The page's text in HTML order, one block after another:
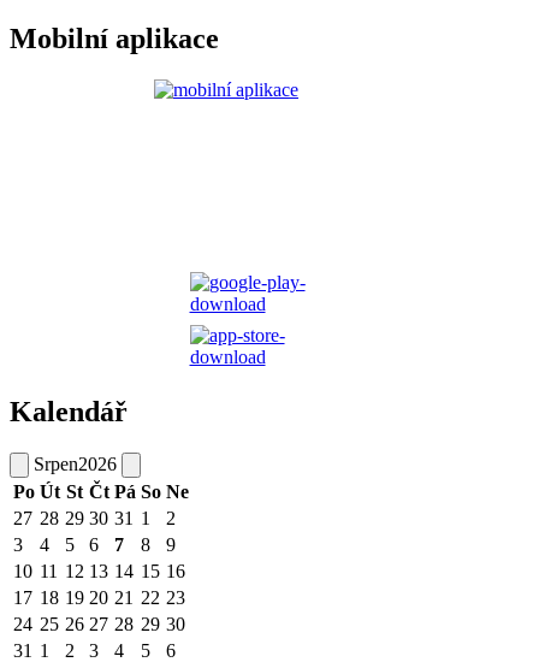
Mobilní aplikace
Kalendář
Srpen2026
Po Út St Čt Pá So Ne
27 28 29 30 31 1
2
3
4 5 6 7 8
9
10 11 12 13 14 15 16
17 18 19 20 21 22 23
24 25 26 27 28 29 30
31 1 2 3 4 5 6